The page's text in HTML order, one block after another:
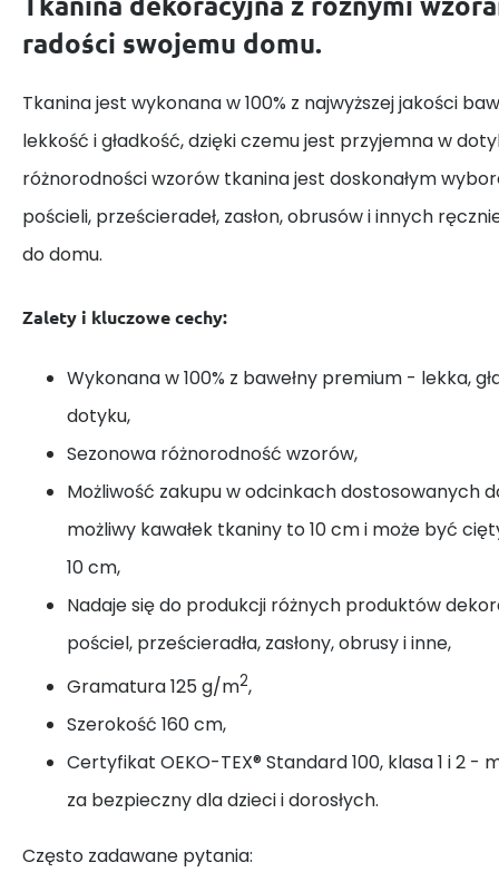
radości swojemu domu.
Tkanina jest wykonana w 100% z najwyższej jakości
lekkość i gładkość, dzięki czemu jest przyjemna w
różnorodności wzorów tkanina jest doskonałym
pościeli, prześcieradeł, zasłon, obrusów i innych
do domu.
Zalety i kluczowe cechy:
Wykonana w 100% z bawełny premium - lekka,
dotyku,
Sezonowa różnorodność wzorów,
Możliwość zakupu w odcinkach dostosowanych
możliwy kawałek tkaniny to 10 cm i może być
10 cm,
Nadaje się do produkcji różnych produktów
pościel, prześcieradła, zasłony, obrusy i inne,
Gramatura 125 g/m2,
Szerokość 160 cm,
Certyfikat OEKO-TEX® Standard 100, klasa 1 i 2 -
za bezpieczny dla dzieci i dorosłych.
Często zadawane pytania: